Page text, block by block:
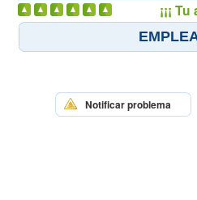
Notificar problema
¡¡¡